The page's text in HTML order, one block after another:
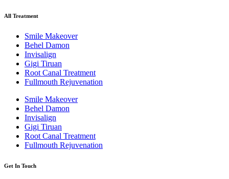
All Treatment
Smile Makeover
Behel Damon
Invisalign
Gigi Tiruan
Root Canal Treatment
Fullmouth Rejuvenation
Smile Makeover
Behel Damon
Invisalign
Gigi Tiruan
Root Canal Treatment
Fullmouth Rejuvenation
Get In Touch